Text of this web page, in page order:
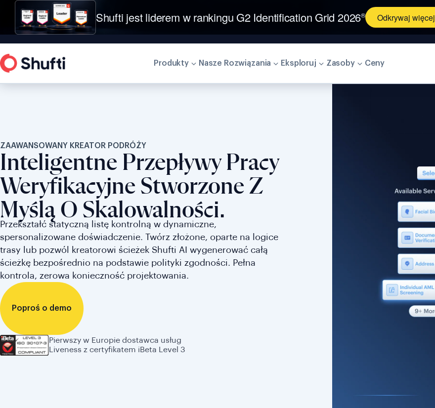
Shufti jest liderem w rankingu G2 Identification Grid 2026® Odkrywaj więcej
Produkty Nasze Rozwiązania Eksploruj Zasoby Ceny
ZAAWANSOWANY KREATOR PODRÓŻY
Inteligentne Przepływy Pracy
Weryfikacyjne Stworzone Z
Myślą O Skalowalności.
Przekształć statyczną listę kontrolną w dynamiczne,
spersonalizowane doświadczenie. Twórz złożone, oparte na logice
trasy lub pozwól kreatorowi ścieżek Shufti AI wygenerować całą
ścieżkę bezpośrednio na podstawie polityki zgodności. Pełna
kontrola, zerowa konieczność projektowania.
Poproś o demo
Pierwszy w Europie dostawca usług
Liveness z certyfikatem iBeta Level 3